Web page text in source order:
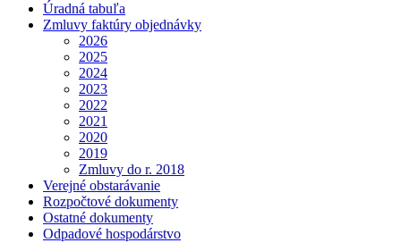
Úradná tabuľa
Zmluvy faktúry objednávky
2026
2025
2024
2023
2022
2021
2020
2019
Zmluvy do r. 2018
Verejné obstarávanie
Rozpočtové dokumenty
Ostatné dokumenty
Odpadové hospodárstvo